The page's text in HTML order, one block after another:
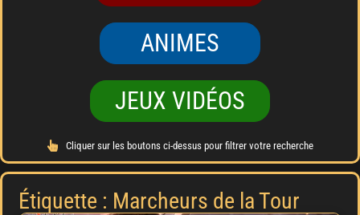
ANIMES
JEUX VIDÉOS
Cliquer sur les boutons ci-dessus pour filtrer votre recherche
Étiquette : Marcheurs de la Tour